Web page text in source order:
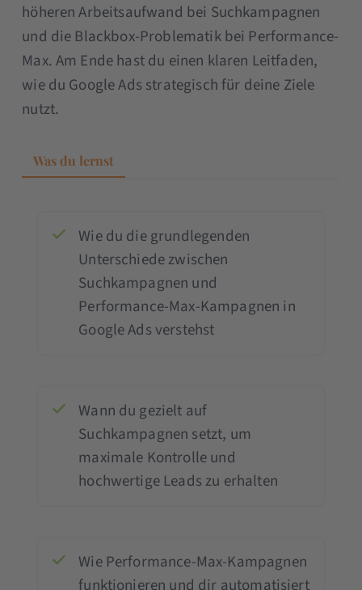
höheren Arbeitsaufwand bei Suchkampagnen
und die Blackbox-Problematik bei Performance-
Max. Am Ende hast du einen klaren Leitfaden,
wie du Google Ads strategisch für deine Ziele
nutzt.
Was du lernst
Wie du die grundlegenden
Unterschiede zwischen
Suchkampagnen und
Performance-Max-Kampagnen in
Google Ads verstehst
Wann du gezielt auf
Suchkampagnen setzt, um
maximale Kontrolle und
hochwertige Leads zu erhalten
Wie Performance-Max-Kampagnen
funktionieren und dir automatisiert